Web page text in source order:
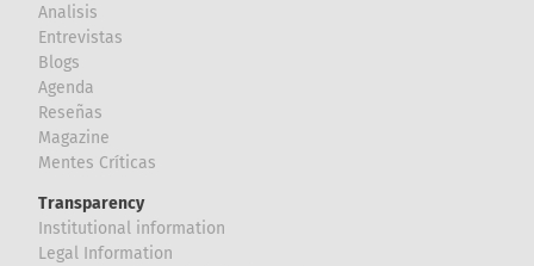
Analisis
Entrevistas
Blogs
Agenda
Reseñas
Magazine
Mentes Críticas
Transparency
Institutional information
Legal Information